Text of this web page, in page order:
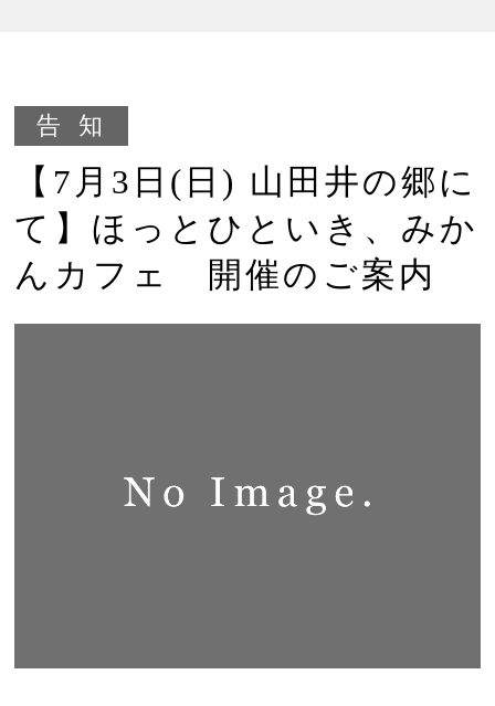
告知
【7月3日(日) 山田井の郷に
て】ほっとひといき、みか
んカフェ 開催のご案内